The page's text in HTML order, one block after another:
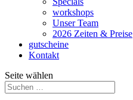
workshops
Unser Team
2026 Zeiten & Preise
gutscheine
Kontakt
Seite wählen